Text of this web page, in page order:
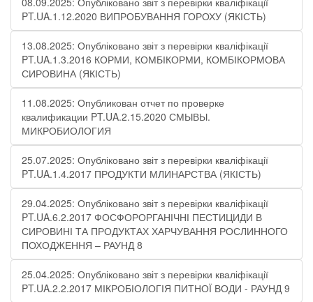
PT.UA.1.12.2020 ВИПРОБУВАННЯ ГОРОХУ (ЯКІСТЬ)
13.08.2025: Опубліковано звіт з перевірки кваліфікації
PT.UA.1.3.2016 КОРМИ, КОМБІКОРМИ, КОМБІКОРМОВА
СИРОВИНА (ЯКІСТЬ)
11.08.2025: Опубликован отчет по проверке
квалификации PT.UA.2.15.2020 СМЫВЫ.
МИКРОБИОЛОГИЯ
25.07.2025: Опубліковано звіт з перевірки кваліфікації
PT.UA.1.4.2017 ПРОДУКТИ МЛИНАРСТВА (ЯКІСТЬ)
29.04.2025: Опубліковано звіт з перевірки кваліфікації
PT.UA.6.2.2017 ФОСФОРОРГАНІЧНІ ПЕСТИЦИДИ В
СИРОВИНІ ТА ПРОДУКТАХ ХАРЧУВАННЯ РОСЛИННОГО
ПОХОДЖЕННЯ – РАУНД 8
25.04.2025: Опубліковано звіт з перевірки кваліфікації
PT.UA.2.2.2017 МІКРОБІОЛОГІЯ ПИТНОЇ ВОДИ​​ - РАУНД 9